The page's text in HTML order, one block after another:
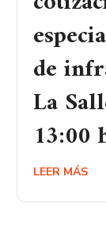
de
La
13:00
LEER MÁS